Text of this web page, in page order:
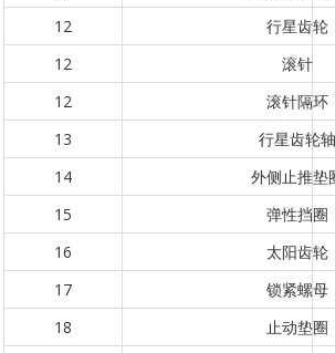
12
行星齿轮
12
滚针
12
滚针隔环
13
行星齿轮轴
14
外侧止推垫
15
弹性挡圈
16
太阳齿轮
17
锁紧螺母
18
止动垫圈